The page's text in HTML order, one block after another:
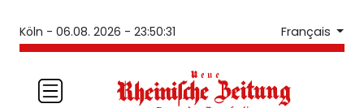
Köln - 06.08. 2026 - 23:50:31 Français